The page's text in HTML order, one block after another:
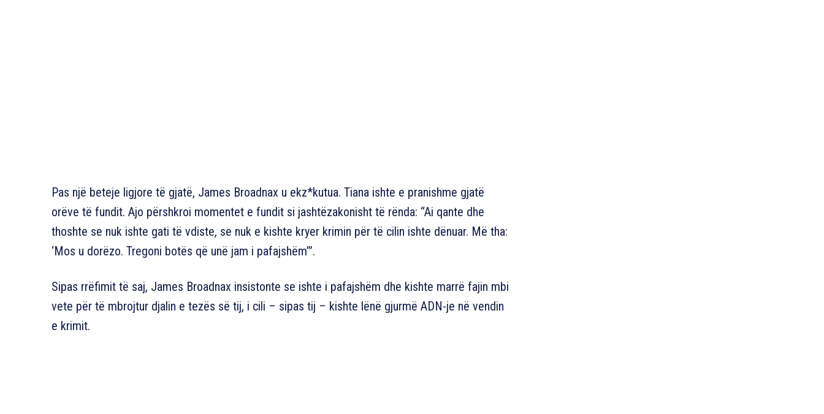
Pas një beteje ligjore të gjatë, James Broadnax u ekz*kutua. Tiana ishte e pranishme gjatë
orëve të fundit. Ajo përshkroi momentet e fundit si jashtëzakonisht të rënda: “Ai qante dhe
thoshte se nuk ishte gati të vdiste, se nuk e kishte kryer krimin për të cilin ishte dënuar. Më tha:
‘Mos u dorëzo. Tregoni botës që unë jam i pafajshëm’”.
Sipas rrëfimit të saj, James Broadnax insistonte se ishte i pafajshëm dhe kishte marrë fajin mbi
vete për të mbrojtur djalin e tezës së tij, i cili – sipas tij – kishte lënë gjurmë ADN-je në vendin
e krimit.